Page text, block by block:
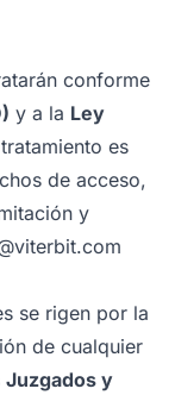
conforme
y a la Ley
es
de acceso,
y
se rigen por la
de cualquier
Juzgados y